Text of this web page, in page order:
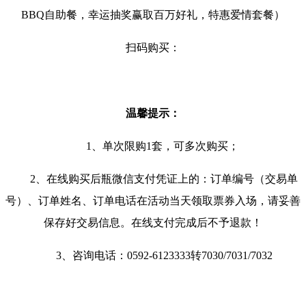
BBQ自助餐，幸运抽奖赢取百万好礼，特惠爱情套餐）
扫码购买：
温馨提示：
1、单次限购1套，可多次购买；
2、在线购买后瓶微信支付凭证上的：订单编号（交易单
号）、订单姓名、订单电话在活动当天领取票券入场，请妥善
保存好交易信息。在线支付完成后不予退款！
3、咨询电话：0592-6123333转7030/7031/7032